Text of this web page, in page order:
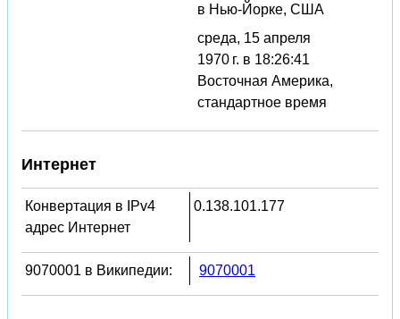
в Нью-Йорке, США
среда, 15 апреля
1970 г. в 18:26:41
Восточная Америка,
стандартное время
Интернет
Конвертация в IPv4
адрес Интернет
0.138.101.177
9070001 в Википедии: 9070001